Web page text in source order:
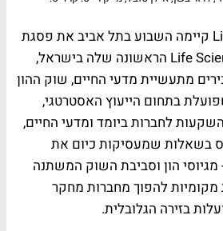
חברת LifeSci Partners קיימה השבוע בתל אביב את פסגת
Life Sciences Capital Market הראשונה שלה בישראל,
כ-300 בכירים מתעשיית מדעי החיים, שוק ההון
בתחום הייעוץ האסטרטגי,
לחברות ביומד ומדעי החיים,
בשאלות שמעסיקות כיום את
הון וסביבת השוק המשתנה
מקומיות להפוך מחברות מחקר
בזירה הגלובלית.